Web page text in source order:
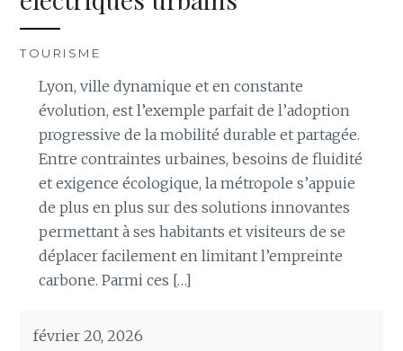
TOURISME
Lyon, ville dynamique et en constante
évolution, est l’exemple parfait de l’adoption
progressive de la mobilité durable et partagée.
Entre contraintes urbaines, besoins de fluidité
et exigence écologique, la métropole s’appuie
de plus en plus sur des solutions innovantes
permettant à ses habitants et visiteurs de se
déplacer facilement en limitant l’empreinte
carbone. Parmi ces […]
février 20, 2026